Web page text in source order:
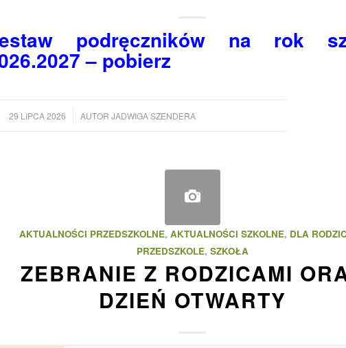
podręczników na rok
– pobierz
29 LIPCA 2026
/ AUTORJADWIGA SZENDERA
AKTUALNOŚCI PRZEDSZKOLNE, AKTUALNOŚCI SZKOLNE, DLA
PRZEDSZKOLE, SZKOŁA
ZEBRANIE Z RODZICAMI
DZIEŃ OTWARTY